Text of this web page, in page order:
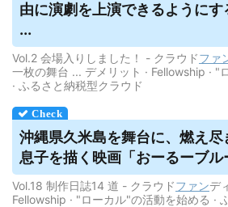
由に演劇を上演できるように
...
Vol.2 会場入りしました！ - クラウドファ
一枚の舞台 ... デメリット · Fellowship · "
· ふるさと納税型クラウド
沖縄県久米島を舞台に、燃え
息子を描く映画「おーるーブル
Vol.18 制作日誌14 道 - クラウドファンデ
Fellowship · "ローカル"の活動を始める ·